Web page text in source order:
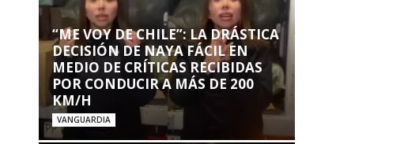
“ME VOY DE CHILE”: LA DRÁSTICA
DECISIÓN DE NAYA FÁCIL EN
MEDIO DE CRÍTICAS RECIBIDAS
POR CONDUCIR A MÁS DE 200
KM/H
VANGUARDIA